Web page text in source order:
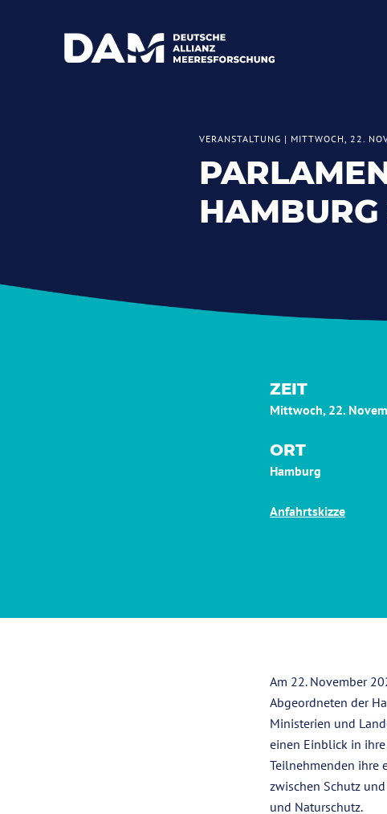
VERANSTALTUNG | MITTWOCH, 22.
ZEIT
Mittwoch, 22.
ORT
Hamburg
Anfahrtskizze
Am 22. November
Abgeordneten der
Ministerien und
einen Einblick in
Teilnehmenden ihre
zwischen Schutz
und Naturschutz.